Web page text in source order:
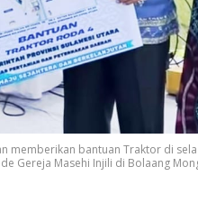
memberikan bantuan Traktor di
Gereja Masehi Injili di Bolaang